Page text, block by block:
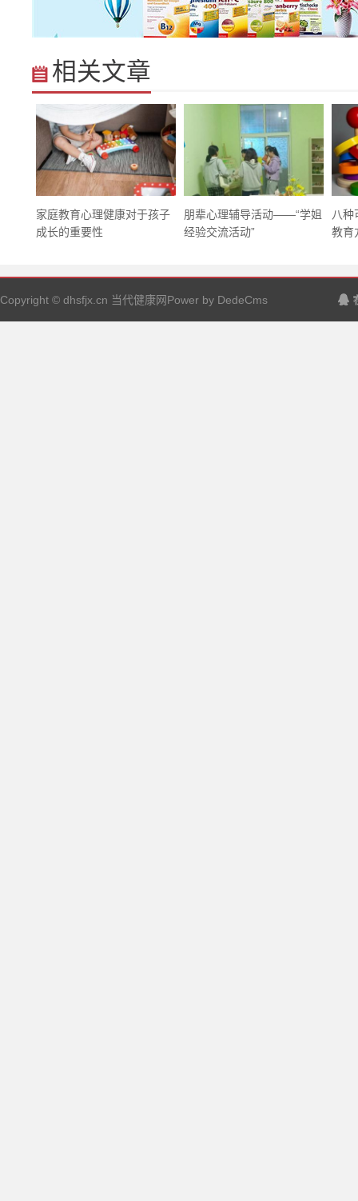
相关文章
家庭教育心理健康对于孩子
成长的重要性
朋辈心理辅导活动——“学姐
经验交流活动”
八种
教育
Copyright © dhsfjx.cn 当代健康网Power by DedeCms